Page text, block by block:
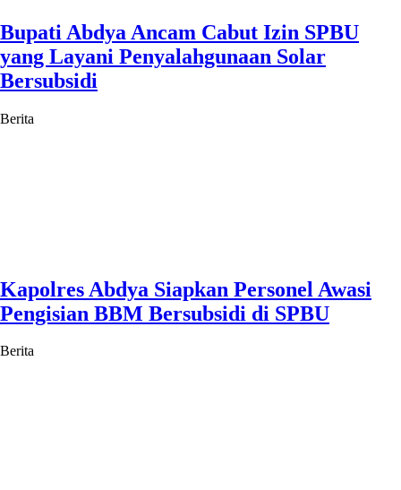
Bupati Abdya Ancam Cabut Izin SPBU
yang Layani Penyalahgunaan Solar
Bersubsidi
Berita
Kapolres Abdya Siapkan Personel Awasi
Pengisian BBM Bersubsidi di SPBU
Berita